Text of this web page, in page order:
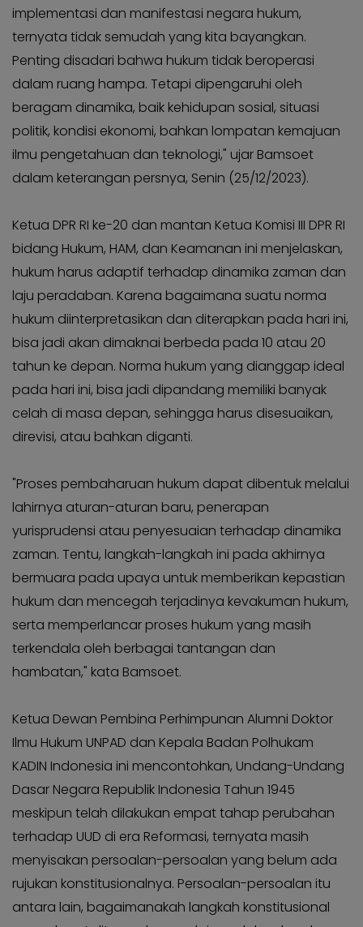
implementasi dan manifestasi negara hukum,
ternyata tidak semudah yang kita bayangkan.
Penting disadari bahwa hukum tidak beroperasi
dalam ruang hampa. Tetapi dipengaruhi oleh
beragam dinamika, baik kehidupan sosial, situasi
politik, kondisi ekonomi, bahkan lompatan kemajuan
ilmu pengetahuan dan teknologi," ujar Bamsoet
dalam keterangan persnya, Senin (25/12/2023).
Ketua DPR RI ke-20 dan mantan Ketua Komisi III DPR RI
bidang Hukum, HAM, dan Keamanan ini menjelaskan,
hukum harus adaptif terhadap dinamika zaman dan
laju peradaban. Karena bagaimana suatu norma
hukum diinterpretasikan dan diterapkan pada hari ini,
bisa jadi akan dimaknai berbeda pada 10 atau 20
tahun ke depan. Norma hukum yang dianggap ideal
pada hari ini, bisa jadi dipandang memiliki banyak
celah di masa depan, sehingga harus disesuaikan,
direvisi, atau bahkan diganti.
"Proses pembaharuan hukum dapat dibentuk melalui
lahirnya aturan-aturan baru, penerapan
yurisprudensi atau penyesuaian terhadap dinamika
zaman. Tentu, langkah-langkah ini pada akhirnya
bermuara pada upaya untuk memberikan kepastian
hukum dan mencegah terjadinya kevakuman hukum,
serta memperlancar proses hukum yang masih
terkendala oleh berbagai tantangan dan
hambatan," kata Bamsoet.
Ketua Dewan Pembina Perhimpunan Alumni Doktor
Ilmu Hukum UNPAD dan Kepala Badan Polhukam
KADIN Indonesia ini mencontohkan, Undang-Undang
Dasar Negara Republik Indonesia Tahun 1945
meskipun telah dilakukan empat tahap perubahan
terhadap UUD di era Reformasi, ternyata masih
menyisakan persoalan-persoalan yang belum ada
rujukan konstitusionalnya. Persoalan-persoalan itu
antara lain, bagaimanakah langkah konstitusional